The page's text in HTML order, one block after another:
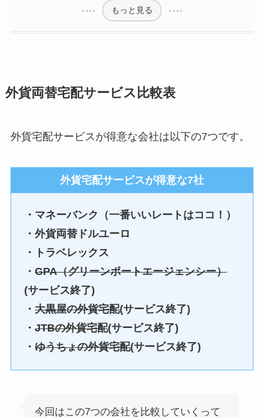
もっと見る
外貨両替宅配サービス比較表
外貨宅配サービスが得意な会社は以下の7つです。
外貨宅配サービスが得意な7社
・マネーバンク（一番いいレートはココ！）
・外貨両替ドルユーロ
・トラベレックス
・GPA（グリーンポートエージェンシー）
(サービス終了)
・大黒屋の外貨宅配(サービス終了)
・JTBの外貨宅配(サービス終了)
・ゆうちょの外貨宅配(サービス終了)
今回はこの7つの会社を比較していくって